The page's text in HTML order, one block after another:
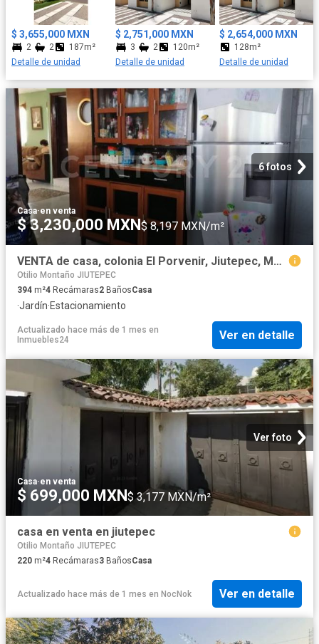
$ 3,655,000 MXN
2 2
187m²
Detalle de unidad
$ 2,751,000 MXN
3 2
120m²
Detalle de unidad
$ 2,654,000 MXN
128m²
Detalle de unidad
6 fotos
Casa·en venta
$ 3,230,000 MXN $ 8,197 MXN/m²
VENTA de casa, colonia El Porvenir, Jiutepec, Morelos
Otilio Montaño JIUTEPEC
394 m²4 Recámaras2 BañosCasa
·Jardín·Estacionamiento
Actualizado hace más de 1 mes en
Inmuebles24
Ver en detalle
Ver foto
Casa·en venta
$ 699,000 MXN$ 3,177 MXN/m²
casa en venta en jiutepec
Otilio Montaño JIUTEPEC
220 m²4 Recámaras3 BañosCasa
Actualizado hace más de 1 mes en NocNok Ver en detalle